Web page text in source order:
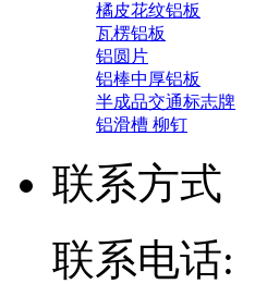
橘皮花纹铝板
瓦楞铝板
铝圆片
铝棒中厚铝板
半成品交通标志牌
铝滑槽 柳钉
联系方式
联系电话: